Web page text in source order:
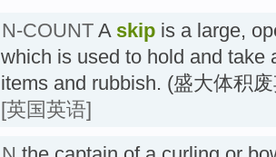
N-COUNT A skip is a large,
which is used to hold and take
items and rubbish. (盛大体积
[英国英语]